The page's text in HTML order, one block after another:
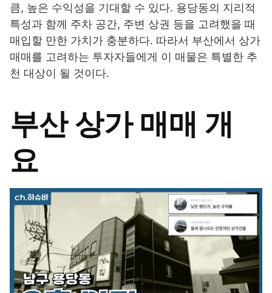
큼, 높은 수익성을 기대할 수 있다. 용당동의 지리적
특성과 함께 주차 공간, 주변 상권 등을 고려했을 때
매입할 만한 가치가 충분하다. 따라서 부산에서 상가
매매를 고려하는 투자자들에게 이 매물은 특별한 추
천 대상이 될 것이다.
부산 상가 매매 개
요